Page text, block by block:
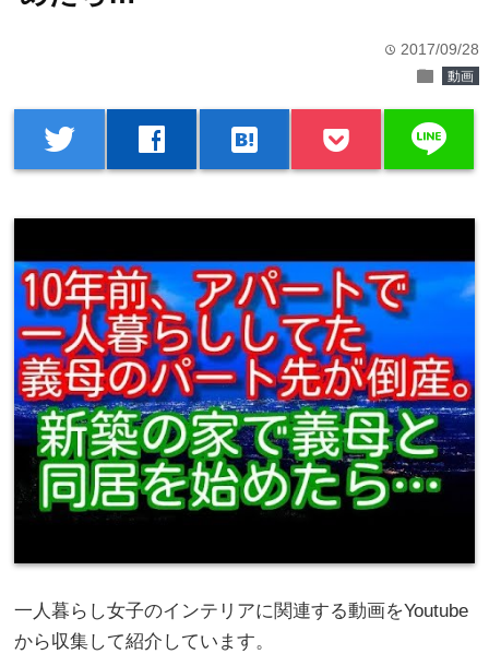
time 2017/09/28
folder 動画
twitter facebook hatenabookmark line
一人暮らし女子のインテリアに関連する動画をYoutube
から収集して紹介しています。